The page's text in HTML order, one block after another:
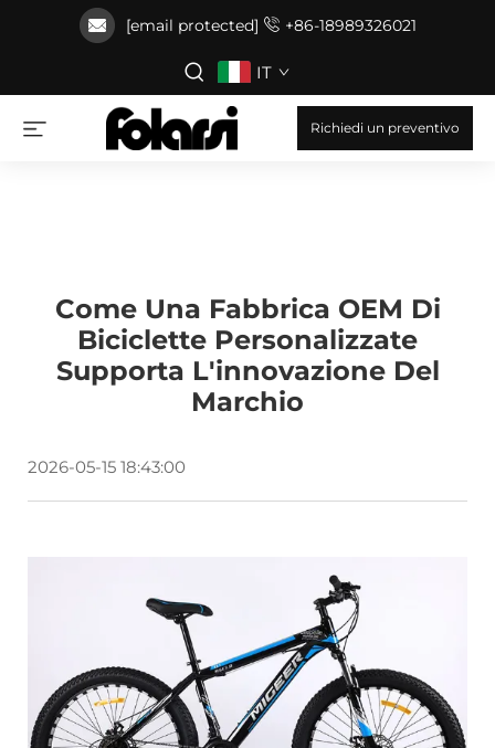
[email protected] +86-18989326021
IT
Richiedi un preventivo
Come Una Fabbrica OEM Di
Biciclette Personalizzate
Supporta L'innovazione Del
Marchio
2026-05-15 18:43:00